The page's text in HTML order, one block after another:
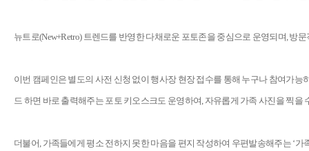
뉴트로(New+Retro) 트렌드를 반영한 다채로운 포토존을 중심으로 운영되며, 방
이번 캠페인은 별도의 사전 신청 없이 행사장 현장 접수를 통해 누구나 참여가
드 하면 바로 출력해주는 포토 키오스크도 운영하여, 자유롭게 가족 사진을 찍을
더불어, 가족들에게 평소 전하지 못한 마음을 편지 작성하여 우편발송해주는 ‘